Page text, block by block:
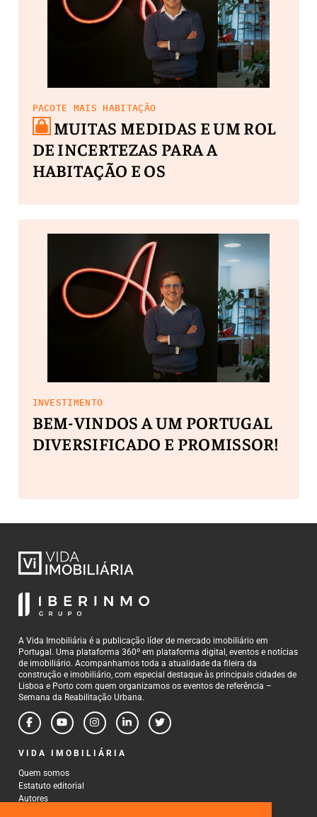
PACOTE MAIS HABITAÇÃO
MUITAS MEDIDAS E UM ROL
DE INCERTEZAS PARA A
HABITAÇÃO E OS
INVESTIMENTO
BEM-VINDOS A UM PORTUGAL
DIVERSIFICADO E PROMISSOR!
A Vida Imobiliária é a publicação líder de mercado imobiliário em
Portugal. Uma plataforma 360º em plataforma digital, eventos e notícias
de imobiliário. Acompanhamos toda a atualidade da fileira da
construção e imobiliário, com especial destaque às principais cidades de
Lisboa e Porto com quem organizamos os eventos de referência –
Semana da Reabilitação Urbana.
VIDA IMOBILIÁRIA
Quem somos
Estatuto editorial
Autores